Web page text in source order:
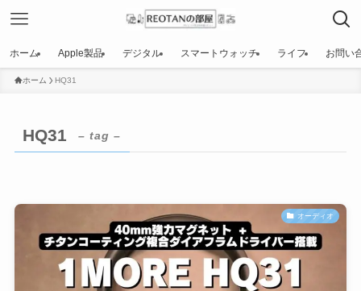
ホーム Apple製品 デジタル スマートウォッチ ライフ お問い
ホーム HQ31
HQ31 – tag –
オーディオ